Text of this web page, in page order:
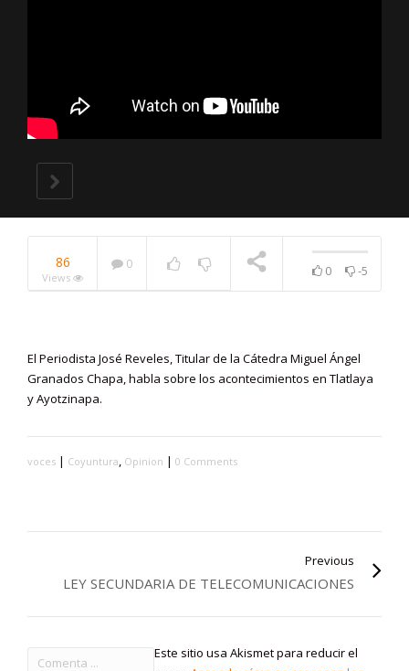
86
Views
0 0 -5
El Periodista José Reveles, Titular de la Cátedra Miguel Ángel
Granados Chapa, habla sobre los acontecimientos en Tlatlaya
y Ayotzinapa.
voces | Coyuntura, Opinion | 0 Comments
Previous
LEY SECUNDARIA DE TELECOMUNICACIONES
Este sitio usa Akismet para reducir el